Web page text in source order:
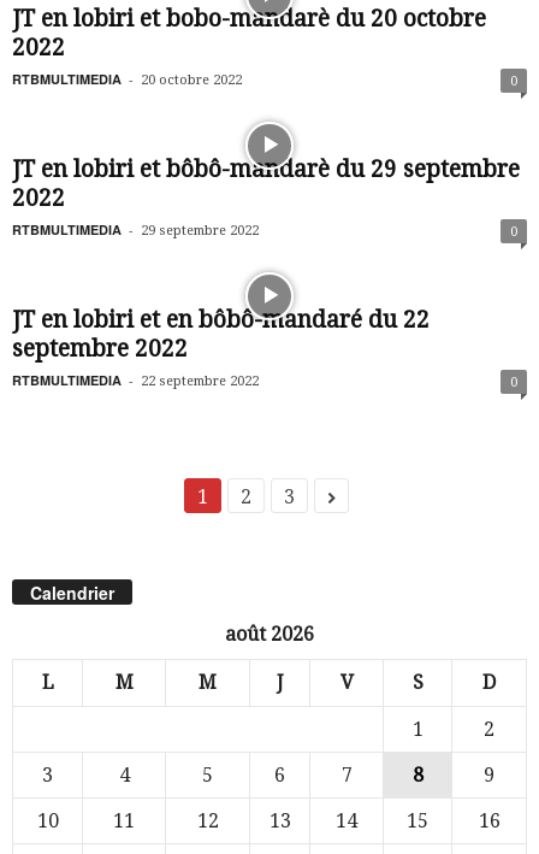
JT en lobiri et bobo-mandarè du 20 octobre
2022
RTBMULTIMEDIA - 20 octobre 2022 0
JT en lobiri et bôbô-mandarè du 29 septembre
2022
RTBMULTIMEDIA - 29 septembre 2022 0
JT en lobiri et en bôbô-mandaré du 22
septembre 2022
RTBMULTIMEDIA - 22 septembre 2022 0
1 2 3
Calendrier
août 2026
L M M J V S D
1
2
3
4 5 6 7 8
9
10
11 12 13 14 15
16